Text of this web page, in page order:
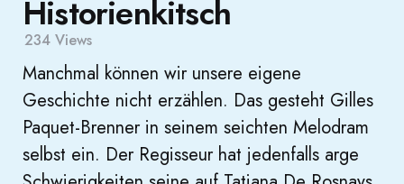
Historienkitsch
234 Views
Manchmal können wir unsere eigene
Geschichte nicht erzählen. Das gesteht Gilles
Paquet-Brenner in seinem seichten Melodram
selbst ein. Der Regisseur hat jedenfalls arge